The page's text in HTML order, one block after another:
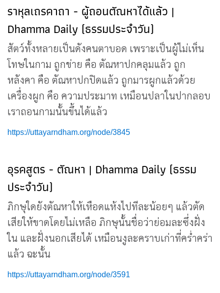
ราหุลเถรคาถา - ผู้ถอนตัณหาได้แล้ว |
Dhamma Daily (ธรรมประจำวัน)
สัตว์ทั้งหลายเป็นดังคนตาบอด เพราะเป็นผู้ไม่เห็น
โทษในกาม ถูกข่าย คือ ตัณหาปกคลุมแล้ว ถูก
หลังคา คือ ตัณหาปกปิดแล้ว ถูกมารผูกแล้วด้วย
เครื่องผูก คือ ความประมาท เหมือนปลาในปากลอบ
เราถอนกามนั้นขึ้นได้แล้ว
https://uttayarndham.org/node/3845
อุรคสูตร - ตัณหา | Dhamma Daily (ธรรม
ประจำวัน)
ภิกษุใดยังตัณหาให้เหือดแห้งไปทีละน้อยๆ แล้วตัด
เสียให้ขาดโดยไม่เหลือ ภิกษุนั้นชื่อว่าย่อมละซึ่งฝั่ง
ใน และฝั่งนอกเสียได้ เหมือนงูละคราบเก่าที่คร่ำคร่า
แล้ว ฉะนั้น
https://uttayarndham.org/node/3591